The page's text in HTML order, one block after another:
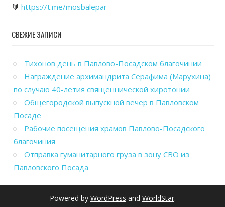
🔰 https://t.me/mosbalepar
СВЕЖИЕ ЗАПИСИ
Тихонов день в Павлово-Посадском благочинии
Награждение архимандрита Серафима (Марухина)
по случаю 40-летия священнической хиротонии
Общегородской выпускной вечер в Павловском
Посаде
Рабочие посещения храмов Павлово-Посадского
благочиния
Отправка гуманитарного груза в зону СВО из
Павловского Посада
Powered by WordPress and WorldStar.